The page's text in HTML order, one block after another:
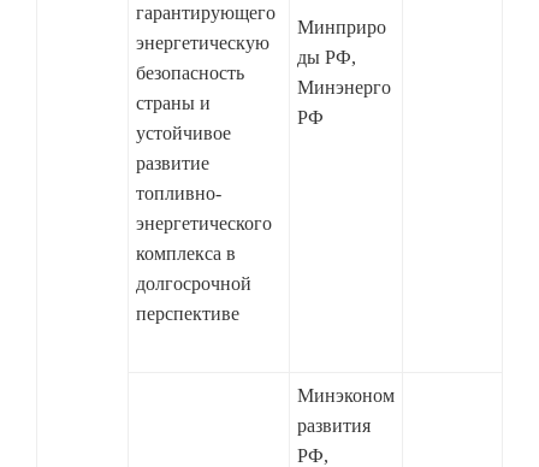
гарантирующего
энергетическую
безопасность
страны и
устойчивое
развитие
топливно-
энергетического
комплекса в
долгосрочной
перспективе
Минприро
ды РФ,
Минэнерго
РФ
Минэконом
развития
РФ,